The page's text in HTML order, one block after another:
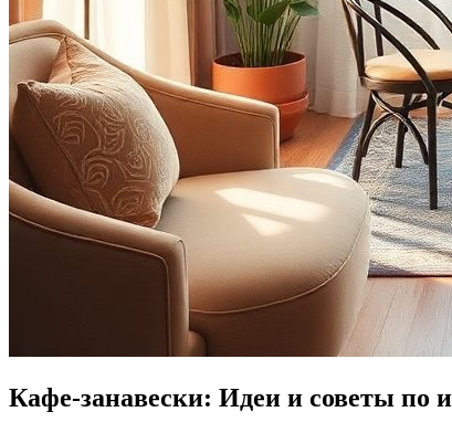
Кафе-занавески: Идеи и советы по